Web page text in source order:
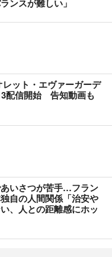
ンスが難しい」
レット・エヴァーガーデ
配信開始 告知動画も
いさつが苦手…フラン
独自の人間関係「治安
、人との距離感にホッ